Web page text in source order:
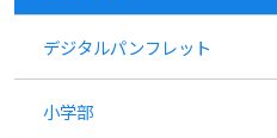
デジタルパンフレット
小学部